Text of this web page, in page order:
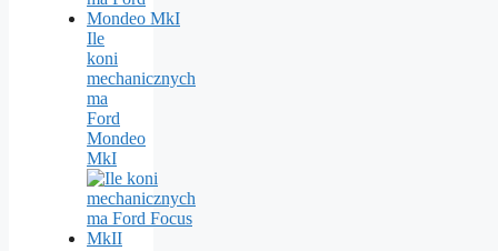
Ile
koni
mechanicznych
ma
Ford
Mondeo
MkI